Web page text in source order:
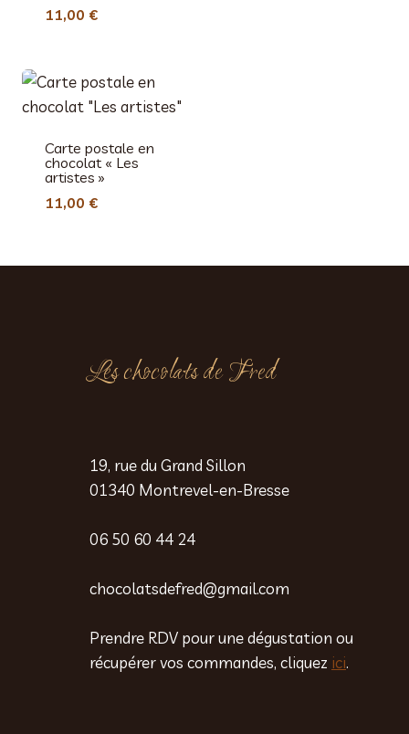
11,00 €
Carte postale en
chocolat « Les
artistes »
11,00 €
Les chocolats de Fred
19, rue du Grand Sillon
01340 Montrevel-en-Bresse
06 50 60 44 24
chocolatsdefred@gmail.com
Prendre RDV pour une dégustation ou
récupérer vos commandes, cliquez ici.